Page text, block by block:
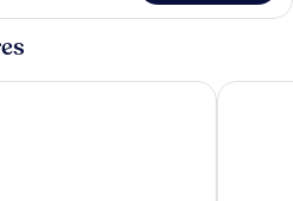
Tasmaria